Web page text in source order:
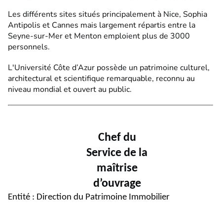
Les différents sites situés principalement à Nice, Sophia
Antipolis et Cannes mais largement répartis entre la
Seyne-sur-Mer et Menton emploient plus de 3000
personnels.
L'Université Côte d’Azur possède un patrimoine culturel,
architectural et scientifique remarquable, reconnu au
niveau mondial et ouvert au public.
Chef du
Service de la
maîtrise
d’ouvrage
Entité : Direction du Patrimoine Immobilier